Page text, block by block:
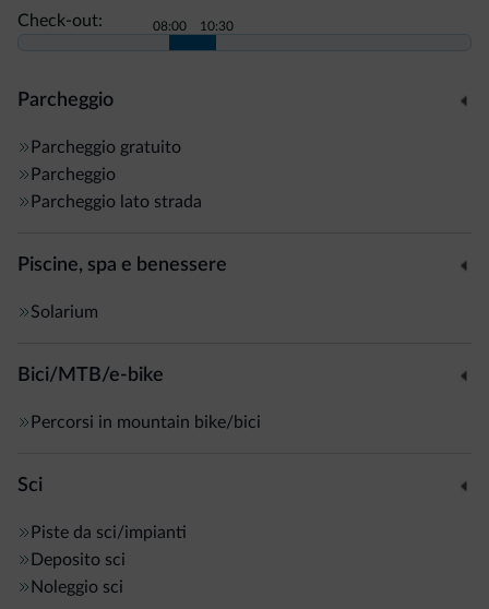
Check-out: 08:00 10:30
Parcheggio
Parcheggio gratuito
Parcheggio
Parcheggio lato strada
Piscine, spa e benessere
Solarium
Bici/MTB/e-bike
Percorsi in mountain bike/bici
Sci
Piste da sci/impianti
Deposito sci
Noleggio sci